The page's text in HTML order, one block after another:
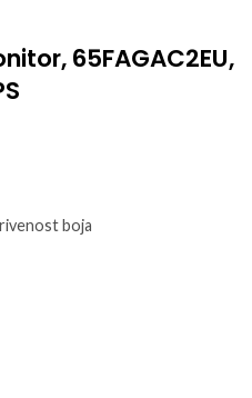
65FAGAC2EU,
boja